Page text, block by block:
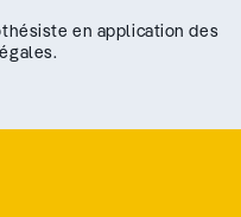
en application des